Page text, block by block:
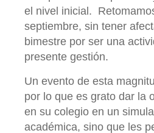
el nivel inicial.
septiembre, sin tener
bimestre por ser una
presente gestión.
Un evento de esta
por lo que es grato dar la
en su colegio en un
académica, sino que les